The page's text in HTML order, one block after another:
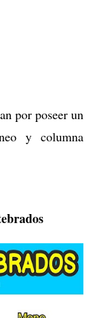
por poseer un
y columna